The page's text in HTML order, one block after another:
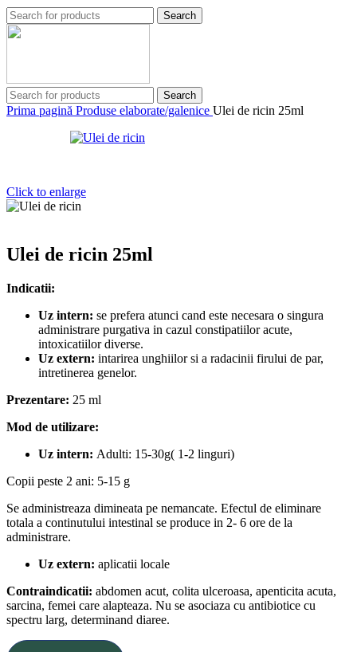
Search
Search
Prima pagină Produse elaborate/galenice Ulei de ricin 25ml
Click to enlarge
Ulei de ricin 25ml
Indicatii:
Uz intern: se prefera atunci cand este necesara o singura
administrare purgativa in cazul constipatiilor acute,
intoxicatiilor diverse.
Uz extern: intarirea unghiilor si a radacinii firului de par,
intretinerea genelor.
Prezentare: 25 ml
Mod de utilizare:
Uz intern: Adulti: 15-30g( 1-2 linguri)
Copii peste 2 ani: 5-15 g
Se administreaza dimineata pe nemancate. Efectul de eliminare
totala a continutului intestinal se produce in 2- 6 ore de la
administrare.
Uz extern: aplicatii locale
Contraindicatii: abdomen acut, colita ulceroasa, apenticita acuta,
sarcina, femei care alapteaza. Nu se asociaza cu antibiotice cu
spectru larg, determinand diaree.